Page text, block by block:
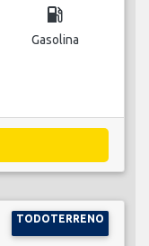
local_gas_station
Gasolina
TODOTERRENO